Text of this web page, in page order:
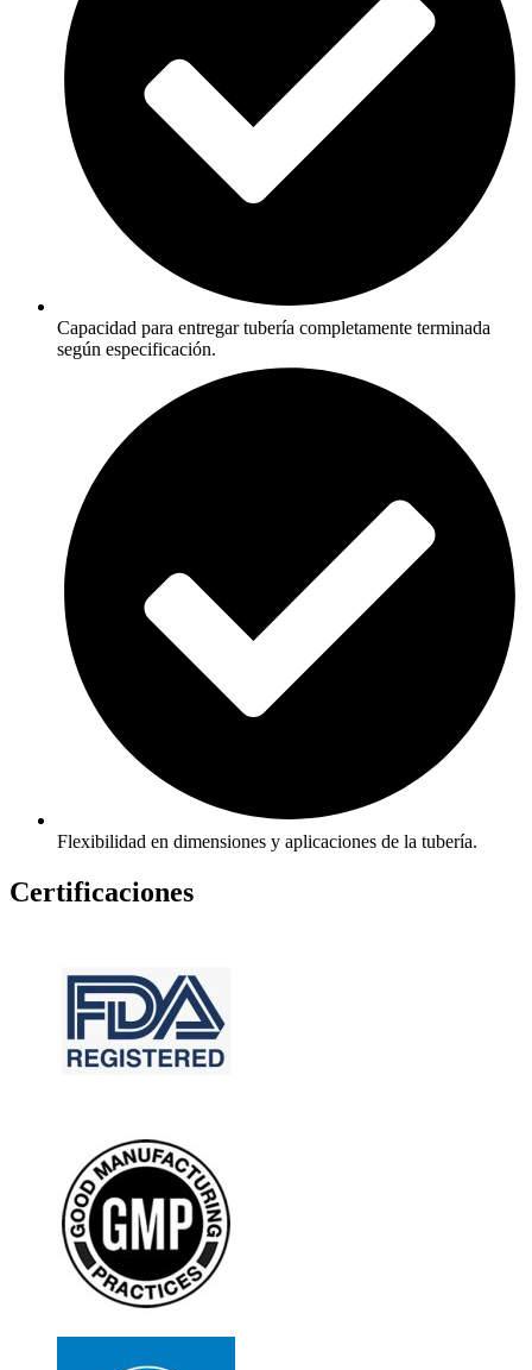
Capacidad para entregar tubería completamente terminada
según especificación.
Flexibilidad en dimensiones y aplicaciones de la tubería.
Certificaciones